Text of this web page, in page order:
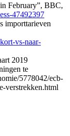
February”, BBC,
47492397
importtarieven
vs-naar-
2019
te
5778042/ecb-
verstrekken.html